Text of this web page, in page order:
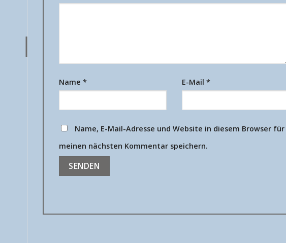
Name * E-Mail *
Name, E-Mail-Adresse und Website in diesem Browser für
meinen nächsten Kommentar speichern.